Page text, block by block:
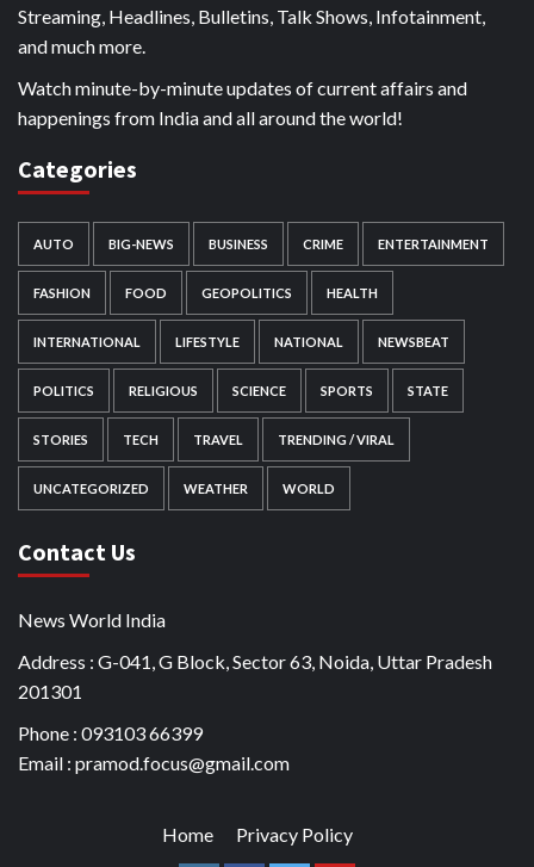
Streaming, Headlines, Bulletins, Talk Shows, Infotainment,
and much more.
Watch minute-by-minute updates of current affairs and
happenings from India and all around the world!
Categories
AUTO BIG-NEWS BUSINESS CRIME ENTERTAINMENT
FASHION FOOD GEOPOLITICS HEALTH
INTERNATIONAL LIFESTYLE NATIONAL NEWSBEAT
POLITICS RELIGIOUS SCIENCE SPORTS STATE
STORIES TECH TRAVEL TRENDING / VIRAL
UNCATEGORIZED WEATHER WORLD
Contact Us
News World India
Address : G-041, G Block, Sector 63, Noida, Uttar Pradesh
201301
Phone : 093103 66399
Email : pramod.focus@gmail.com
Home Privacy Policy